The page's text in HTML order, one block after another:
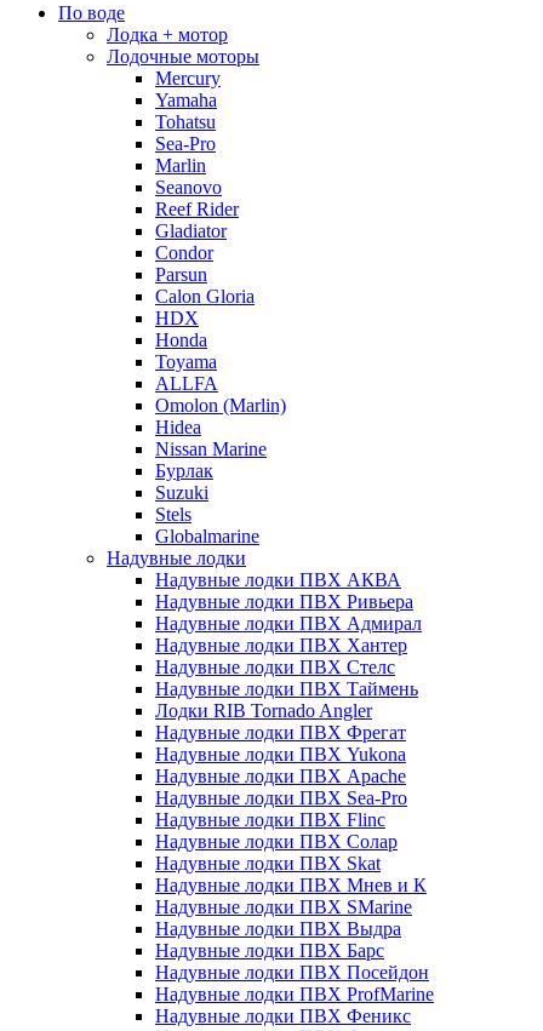
По воде
Лодка + мотор
Лодочные моторы
Mercury
Yamaha
Tohatsu
Sea-Pro
Marlin
Seanovo
Reef Rider
Gladiator
Condor
Parsun
Calon Gloria
HDX
Honda
Toyama
ALLFA
Omolon (Marlin)
Hidea
Nissan Marine
Бурлак
Suzuki
Stels
Globalmarine
Надувные лодки
Надувные лодки ПВХ АКВА
Надувные лодки ПВХ Ривьера
Надувные лодки ПВХ Адмирал
Надувные лодки ПВХ Хантер
Надувные лодки ПВХ Стелс
Надувные лодки ПВХ Таймень
Лодки RIB Tornado Angler
Надувные лодки ПВХ Фрегат
Надувные лодки ПВХ Yukona
Надувные лодки ПВХ Apache
Надувные лодки ПВХ Sea-Pro
Надувные лодки ПВХ Flinc
Надувные лодки ПВХ Солар
Надувные лодки ПВХ Skat
Надувные лодки ПВХ Мнев и К
Надувные лодки ПВХ SMarine
Надувные лодки ПВХ Выдра
Надувные лодки ПВХ Барс
Надувные лодки ПВХ Посейдон
Надувные лодки ПВХ ProfMarine
Надувные лодки ПВХ Феникс